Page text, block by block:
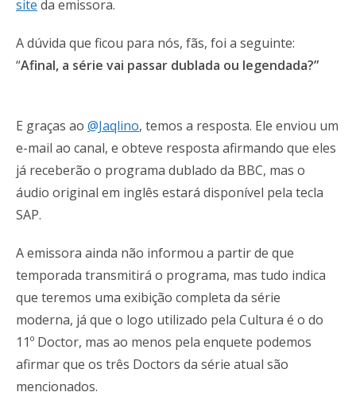
site da emissora.
A dúvida que ficou para nós, fãs, foi a seguinte:
“Afinal, a série vai passar dublada ou legendada?”
E graças ao @Jaqlino, temos a resposta. Ele enviou um
e-mail ao canal, e obteve resposta afirmando que eles
já receberão o programa dublado da BBC, mas o
áudio original em inglês estará disponível pela tecla
SAP.
A emissora ainda não informou a partir de que
temporada transmitirá o programa, mas tudo indica
que teremos uma exibição completa da série
moderna, já que o logo utilizado pela Cultura é o do
11º Doctor, mas ao menos pela enquete podemos
afirmar que os três Doctors da série atual são
mencionados.